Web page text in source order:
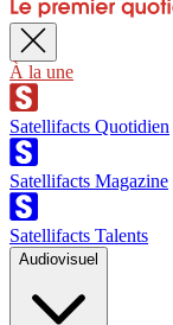
À la une
Satellifacts Quotidien
Satellifacts Magazine
Satellifacts Talents
Audiovisuel